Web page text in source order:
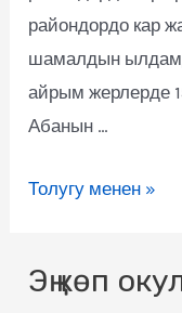
райондордо кар
шамалдын
айрым жерлерде
Абанын …
Толугу менен »
Эң көп